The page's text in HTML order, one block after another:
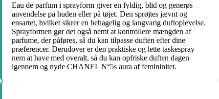
Eau de parfum i sprayform giver en fyldig, blid og generøs
anvendelse på huden eller på tøjet. Den sprøjtes jævnt og
ensartet, hvilket sikrer en behagelig og langvarig duftoplevelse.
Sprayformen gør det også nemt at kontrollere mængden af
parfume, der påføres, så du kan tilpasse duften efter dine
præferencer. Derudover er den praktiske og lette taskespray
nem at have med overalt, så du kan opfriske duften dagen
igennem og nyde CHANEL N°5s aura af femininitet.